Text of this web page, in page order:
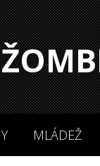
MLÁDEŽ